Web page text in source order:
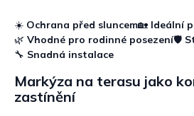
c
í
p
k
n
☀️ Ochrana před sluncem🏡 Ideální
🌿 Vhodné pro rodinné posezení🛡️
🔧 Snadná instalace
Markýza na terasu jako
zastínění